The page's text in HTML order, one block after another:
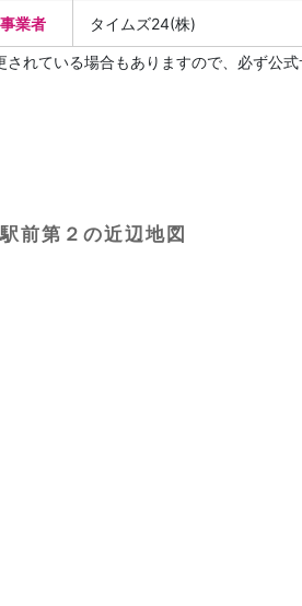
業者 タイムズ24(株)
れている場合もありますので、必ず公
前第２の近辺地図